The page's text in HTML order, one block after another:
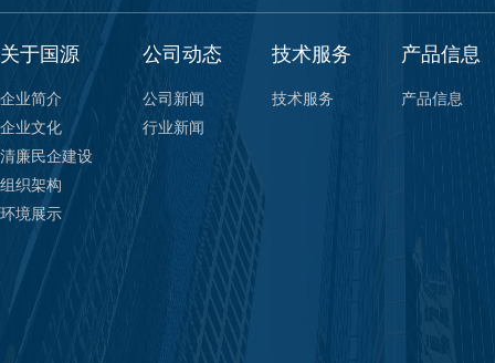
关于国源
企业简介
企业文化
清廉民企建设
组织架构
环境展示
公司动态
公司新闻
行业新闻
技术服务
技术服务
产品信息
产品信息